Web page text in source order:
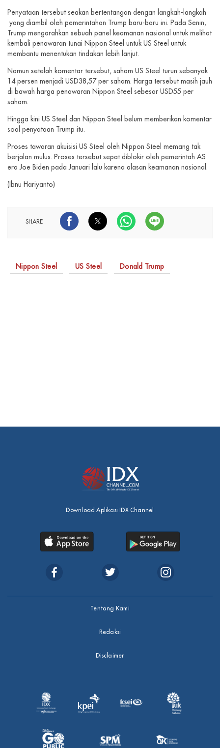
Penyataan tersebut seakan bertentangan dengan langkah-langkah
yang diambil oleh pemerintahan Trump baru-baru ini. Pada Senin,
Trump mengarahkan sebuah panel keamanan nasional untuk melihat
kembali penawaran tunai Nippon Steel untuk US Steel untuk
membantu menentukan tindakan lebih lanjut.
Namun setelah komentar tersebut, saham US Steel turun sebanyak
14 persen menjadi USD38,57 per saham. Harga tersebut masih jauh
di bawah harga penawaran Nippon Steel sebesar USD55 per
saham.
Hingga kini US Steel dan Nippon Steel belum memberikan komentar
soal penyataan Trump itu.
Proses tawaran akuisisi US Steel oleh Nippon Steel memang tak
berjalan mulus. Proses tersebut sepat diblokir oleh pemerintah AS
era Joe Biden pada Januari lalu karena alasan keamanan nasional.
(Ibnu Hariyanto)
SHARE
Nippon Steel US Steel Donald Trump
Download Aplikasi IDX Channel
Tentang Kami
Redaksi
Disclaimer